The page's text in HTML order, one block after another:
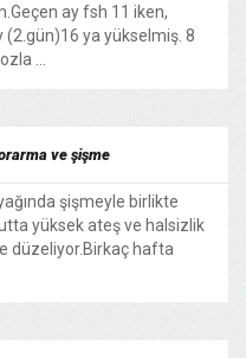
ay fsh 11 iken,
(2.gün)16 ya yükselmiş. 8
...
ve şişme
şişmeyle birlikte
yüksek ateş ve halsizlik
düzeliyor.Birkaç hafta